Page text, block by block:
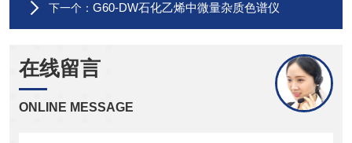
下一个： G60-DW石化乙烯中微量杂质色谱仪
在线留言
ONLINE MESSAGE